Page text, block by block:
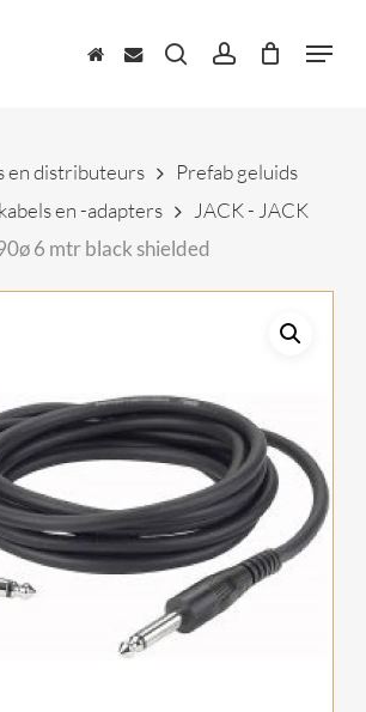
zoekenaccount Menu
en distributeurs
Prefab geluids
en -adapters
JACK - JACK
6 mtr black shielded